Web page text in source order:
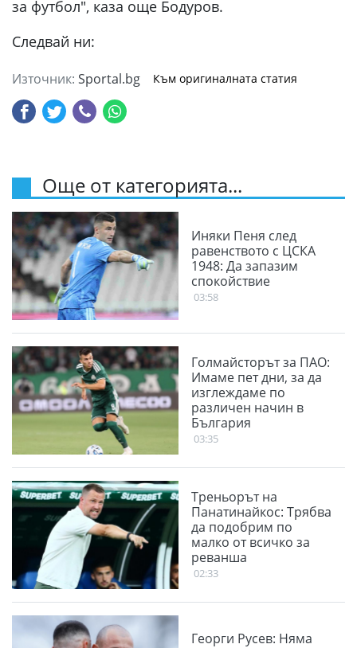
за футбол", каза още Бодуров.
Следвай ни:
Източник: Sportal.bg Към оригиналната статия
Още от категорията...
Иняки Пеня след
равенството с ЦСКА
1948: Да запазим
спокойствие
03:58
Голмайсторът за ПАО:
Имаме пет дни, за да
изглеждаме по
различен начин в
България
03:35
Треньорът на
Панатинайкос: Трябва
да подобрим по
малко от всичко за
реванша
02:33
Георги Русев: Няма